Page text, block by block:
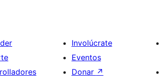
Involúcrate
Eventos
Donar ↗